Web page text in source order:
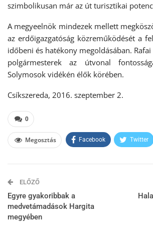
szimbolikusan már az út turisztikai
A megyeelnök mindezek mellett
az erdőigazgatóság közreműködését a
időbeni és hatékony megoldásában.
polgármesterek az útvonal
Solymosok vidékén élők körében.
Csíkszereda, 2016. szeptember 2.
0
Megosztás Facebook Twitter
ELŐZŐ
Egyre gyakoribbak a
medvetámadások Hargita
megyében